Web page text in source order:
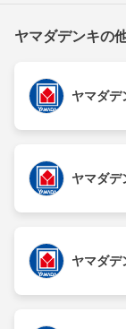
ヤマダデンキの
ヤマダデ
ヤマダ
ヤマダデ